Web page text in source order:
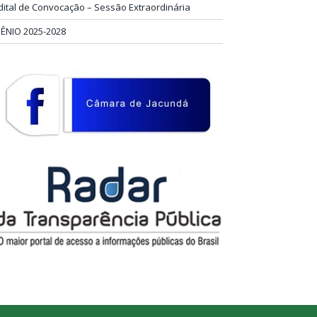
de Convocação – Sessão Extraordinária
2025-2028